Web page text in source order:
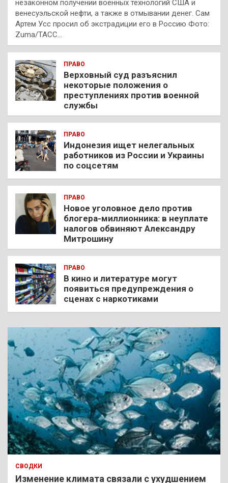
незаконном получении военных технологий США и
венесуэльской нефти, а также в отмывании денег. Сам
Артем Усс просил об экстрадиции его в Россию Фото:
Zuma/ТАСС…
ПРАВО
Верховный суд разъяснил
некоторые положения о
преступлениях против военной
службы
ПРАВО
Индонезия ищет нелегальных
работников из России и Украины
по соцсетям
ПРАВО
Новое уголовное дело против
блогера-миллионника: в неуплате
налогов обвиняют Александру
Митрошину
ПРАВО
В кино и литературе могут
появиться предупреждения о
сценах с наркотиками
СВОДКИ
Изменение климата связали с ухудшением